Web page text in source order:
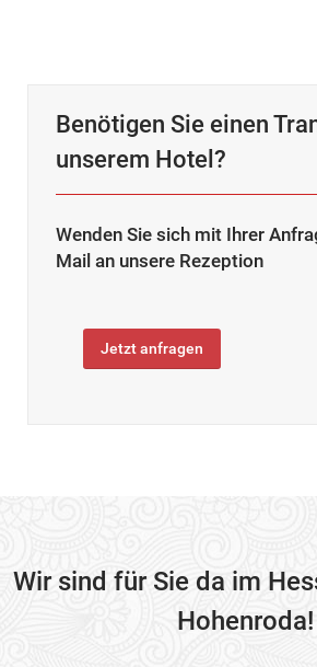
Benötigen Sie einen
unserem Hotel?
Wenden Sie sich mit Ihrer
Mail an unsere Rezeption
Jetzt anfragen
Wir sind für Sie da im
Hohenroda!